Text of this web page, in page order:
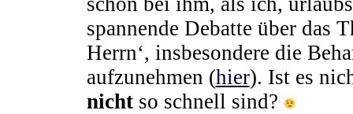
spannende Debatte über das
Herrn‘, insbesondere die
aufzunehmen (hier). Ist es
nicht so schnell sind?